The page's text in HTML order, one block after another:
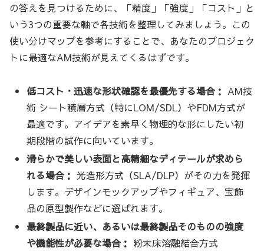
の答えを見つけるために、「精度」「強度」「コスト」と
いう3つの重要な軸で各技術を整理してみましょう。この
使い分けマップを参考にすることで、あなたのプロジェク
トに最適なAM技術が見えてくるはずです。
低コスト・迅速な形状確認を最優先する場合： AM技
術 シート積層方式（特にLOM/SDL）やFDM方式が
最適です。アイデアを素早く物理的な形にしたい初
期段階の試作に向いています。
滑らかで美しい表面と高精細なディテールが求めら
れる場合： 光造形方式（SLA/DLP）がその力を発揮
します。デザインモックアップやフィギュア、宝飾
品の原型製作などに選ばれます。
最終製品に近い、あるいは最終製品そのものの強度
や機能性が必要な場合： 粉末床溶融結合方式